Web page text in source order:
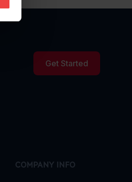
Get Started
COMPANY INFO